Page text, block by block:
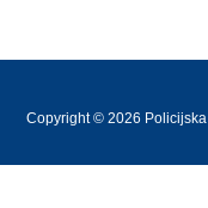
Copyright © 2026